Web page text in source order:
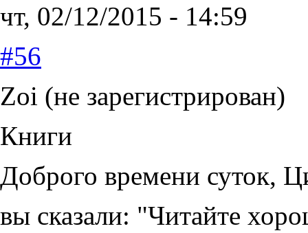
чт, 02/12/2015 - 14:59
#56
Zoi (не зарегистрирован)
Книги
Доброго времени суток,
вы сказали: "Читайте